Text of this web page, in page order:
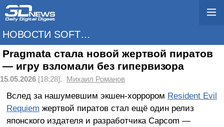
НОВОСТИ SOFTWARE
Pragmata стала новой жертвой пиратов
— игру взломали без гипервизора
15.05.2026 [18:28], Михаил Романов
Вслед за нашумевшим экшен-хоррором Resident Evil
Requiem жертвой пиратов стал ещё один релиз
японского издателя и разработчика Capcom —